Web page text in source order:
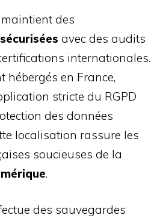
des
avec des audits
internationales.
hébergés en France,
stricte du RGPD
des données
localisation rassure les
soucieuses de la
.
des sauvegardes